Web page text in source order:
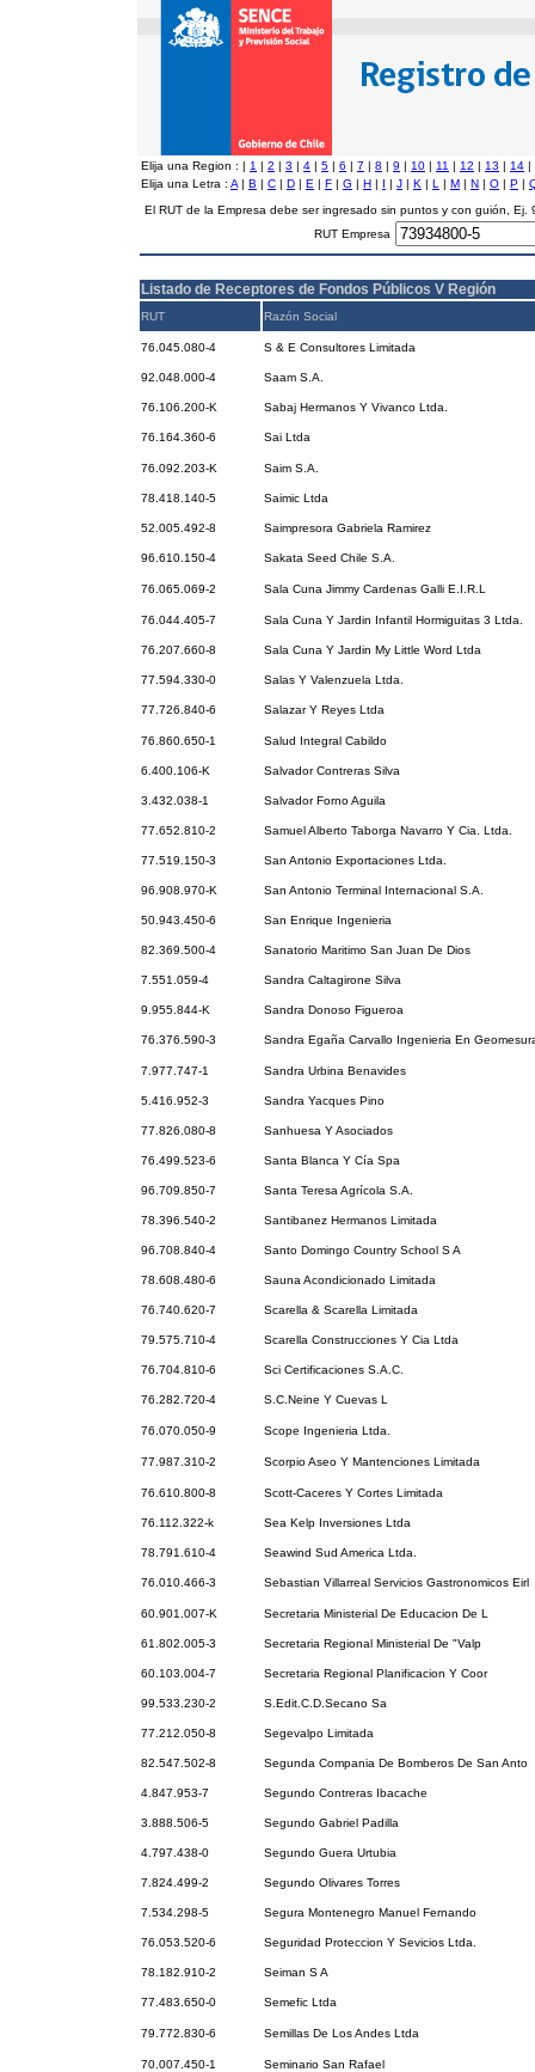
Elija una Region : | 1 | 2 | 3 | 4 | 5 | 6 | 7 | 8 | 9 | 10 | 11 | 12 | 13 | 14 |
Elija una Letra : A | B | C | D | E | F | G | H | I | J | K | L | M | N | O | P |
El RUT de la Empresa debe ser ingresado sin puntos y con guión, Ej.
RUT Empresa
Listado de Receptores de Fondos Públicos V Región
RUT Razón Social
76.045.080-4 S & E Consultores Limitada
92.048.000-4 Saam S.A.
76.106.200-K Sabaj Hermanos Y Vivanco Ltda.
76.164.360-6 Sai Ltda
76.092.203-K Saim S.A.
78.418.140-5 Saimic Ltda
52.005.492-8 Saimpresora Gabriela Ramirez
96.610.150-4 Sakata Seed Chile S.A.
76.065.069-2 Sala Cuna Jimmy Cardenas Galli E.I.R.L
76.044.405-7 Sala Cuna Y Jardin Infantil Hormiguitas 3 Ltda.
76.207.660-8 Sala Cuna Y Jardin My Little Word Ltda
77.594.330-0 Salas Y Valenzuela Ltda.
77.726.840-6 Salazar Y Reyes Ltda
76.860.650-1 Salud Integral Cabildo
6.400.106-K Salvador Contreras Silva
3.432.038-1 Salvador Forno Aguila
77.652.810-2 Samuel Alberto Taborga Navarro Y Cia. Ltda.
77.519.150-3 San Antonio Exportaciones Ltda.
96.908.970-K San Antonio Terminal Internacional S.A.
50.943.450-6 San Enrique Ingenieria
82.369.500-4 Sanatorio Maritimo San Juan De Dios
7.551.059-4 Sandra Caltagirone Silva
9.955.844-K Sandra Donoso Figueroa
76.376.590-3 Sandra Egaña Carvallo Ingenieria En
7.977.747-1 Sandra Urbina Benavides
5.416.952-3 Sandra Yacques Pino
77.826.080-8 Sanhuesa Y Asociados
76.499.523-6 Santa Blanca Y Cía Spa
96.709.850-7 Santa Teresa Agrícola S.A.
78.396.540-2 Santibanez Hermanos Limitada
96.708.840-4 Santo Domingo Country School S A
78.608.480-6 Sauna Acondicionado Limitada
76.740.620-7 Scarella & Scarella Limitada
79.575.710-4 Scarella Construcciones Y Cia Ltda
76.704.810-6 Sci Certificaciones S.A.C.
76.282.720-4 S.C.Neine Y Cuevas L
76.070.050-9 Scope Ingenieria Ltda.
77.987.310-2 Scorpio Aseo Y Mantenciones Limitada
76.610.800-8 Scott-Caceres Y Cortes Limitada
76.112.322-k Sea Kelp Inversiones Ltda
78.791.610-4 Seawind Sud America Ltda.
76.010.466-3 Sebastian Villarreal Servicios Gastronomicos Eirl
60.901.007-K Secretaria Ministerial De Educacion De L
61.802.005-3 Secretaria Regional Ministerial De "Valp
60.103.004-7 Secretaria Regional Planificacion Y Coor
99.533.230-2 S.Edit.C.D.Secano Sa
77.212.050-8 Segevalpo Limitada
82.547.502-8 Segunda Compania De Bomberos De San Anto
4.847.953-7 Segundo Contreras Ibacache
3.888.506-5 Segundo Gabriel Padilla
4.797.438-0 Segundo Guera Urtubia
7.824.499-2 Segundo Olivares Torres
7.534.298-5 Segura Montenegro Manuel Fernando
76.053.520-6 Seguridad Proteccion Y Sevicios Ltda.
78.182.910-2 Seiman S A
77.483.650-0 Semefic Ltda
79.772.830-6 Semillas De Los Andes Ltda
70.007.450-1 Seminario San Rafael